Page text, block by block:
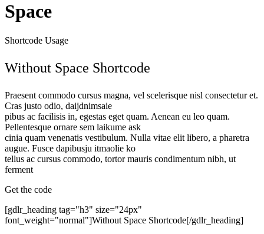
Space
Shortcode Usage
Without Space Shortcode
Praesent commodo cursus magna, vel scelerisque nisl consectetur et.
Cras justo odio, daijdnimsaie
pibus ac facilisis in, egestas eget quam. Aenean eu leo quam.
Pellentesque ornare sem laikume ask
cinia quam venenatis vestibulum. Nulla vitae elit libero, a pharetra
augue. Fusce dapibusju itmaolie ko
tellus ac cursus commodo, tortor mauris condimentum nibh, ut
ferment
Get the code
[gdlr_heading tag="h3" size="24px"
font_weight="normal"]Without Space Shortcode[/gdlr_heading]